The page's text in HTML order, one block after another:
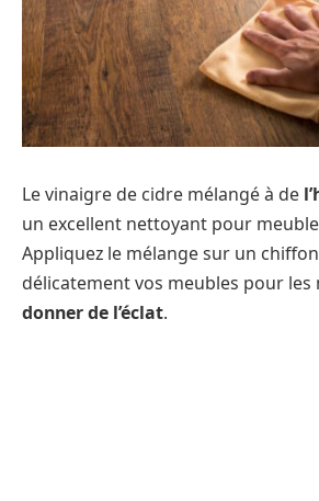
Le vinaigre de cidre mélangé à de
un excellent nettoyant pour
Appliquez le mélange sur un
délicatement vos meubles pour
donner de l’éclat.